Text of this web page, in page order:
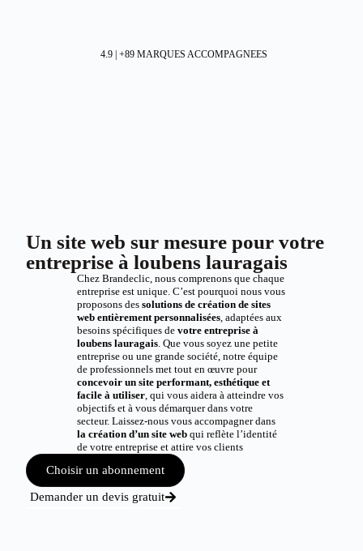
4.9 | +89 MARQUES ACCOMPAGNEES
Un site web sur mesure pour votre
entreprise à loubens lauragais
Chez Brandeclic, nous comprenons que chaque
entreprise est unique. C’est pourquoi nous vous
proposons des solutions de création de sites
web entièrement personnalisées, adaptées aux
besoins spécifiques de votre entreprise à
loubens lauragais. Que vous soyez une petite
entreprise ou une grande société, notre équipe
de professionnels met tout en œuvre pour
concevoir un site performant, esthétique et
facile à utiliser, qui vous aidera à atteindre vos
objectifs et à vous démarquer dans votre
secteur. Laissez-nous vous accompagner dans
la création d’un site webqui reflète l’identité
de votre entreprise et attire vos clients
Choisir un abonnement
Demander un devis gratuit